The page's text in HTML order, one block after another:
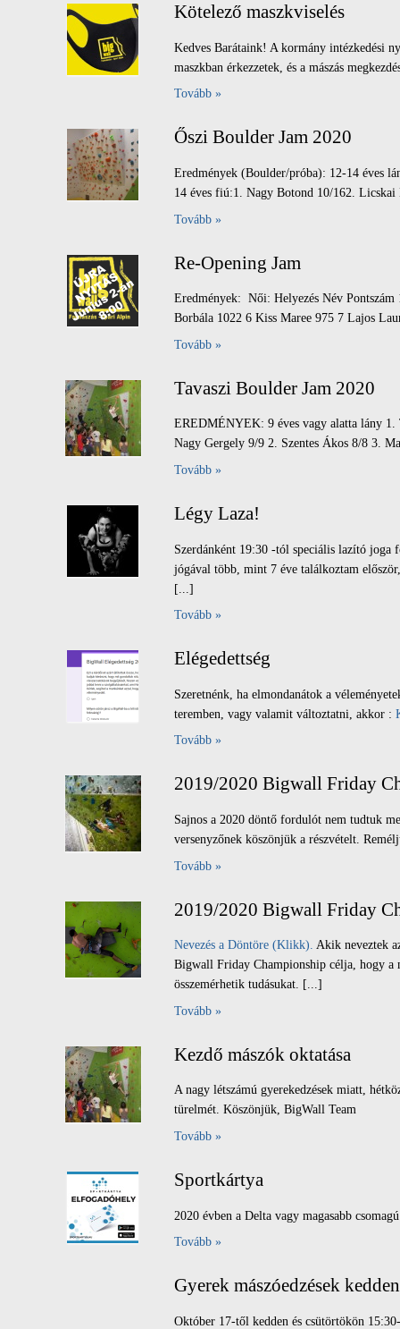
Kötelező maszkviselés
Kedves Barátaink! A kormány intézkedési
maszkban érkezzetek, és a mászás
Tovább »
Őszi Boulder Jam 2020
Eredmények (Boulder/próba): 12-14 éves
14 éves fiú:1. Nagy Botond 10/162.
Tovább »
Re-Opening Jam
Eredmények: Női: Helyezés Név
Borbála 1022 6 Kiss Maree 975 7 Lajos
Tovább »
Tavaszi Boulder Jam 2020
EREDMÉNYEK: 9 éves vagy alatta lány
Nagy Gergely 9/9 2. Szentes Ákos 8/8 3.
Tovább »
Légy Laza!
Szerdánként 19:30 -tól speciális lazító
jógával több, mint 7 éve találkoztam
[...]
Tovább »
Elégedettség
Szeretnénk, ha elmondanátok a
teremben, vagy valamit változtatni, akkor :
Tovább »
2019/2020 Bigwall Friday
Sajnos a 2020 döntő fordulót nem tudtuk
versenyzőnek köszönjük a részvételt.
Tovább »
2019/2020 Bigwall Friday
Nevezés a Döntöre (Klikk). Akik neveztek
Bigwall Friday Championship célja, hogy a
összemérhetik tudásukat. [...]
Tovább »
Kezdő mászók oktatása
A nagy létszámú gyerekedzések miatt,
türelmét. Köszönjük, BigWall Team
Tovább »
Sportkártya
2020 évben a Delta vagy magasabb
Tovább »
Gyerek mászóedzések
Október 17-től kedden és csütörtökön